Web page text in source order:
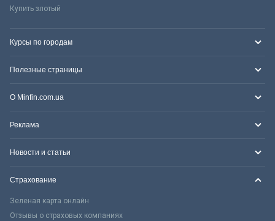
Купить злотый
Курсы по городам
Полезные страницы
О Minfin.com.ua
Реклама
Новости и статьи
Страхование
Зеленая карта онлайн
Отзывы о страховых компаниях